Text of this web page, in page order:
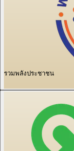
รวมพลังประชาชน